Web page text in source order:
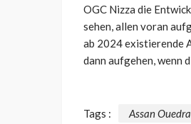
OGC Nizza die
sehen, allen voran
ab 2024 existierende
dann aufgehen, wenn
Tags : Assan